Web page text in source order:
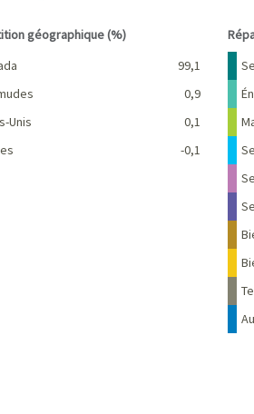
géographique (%)
Pourcentage
99,1
0,9
Unis
0,1
-0,1